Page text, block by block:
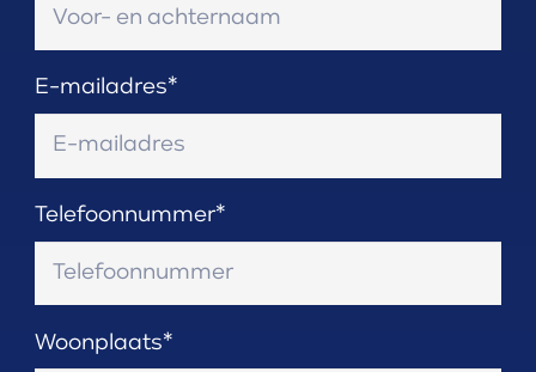
E-mailadres*
Telefoonnummer*
Woonplaats*